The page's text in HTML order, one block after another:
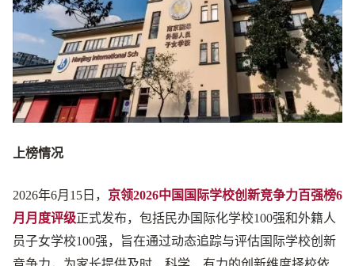
上榜情况
2026年6月15日， 京领2026中国国际学校创新竞争力百强榜6
月月度评级正式发布，包括民办国际化学校100强和外籍人
员子女学校100强，旨在通过动态追踪与评估国际学校创新